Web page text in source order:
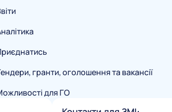
гранти, оголошення та вакансії
для ГО